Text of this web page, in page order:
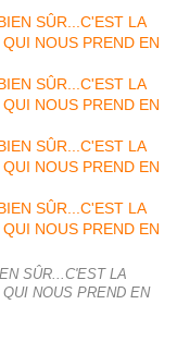
SÛR...C'EST LA
NOUS PREND EN